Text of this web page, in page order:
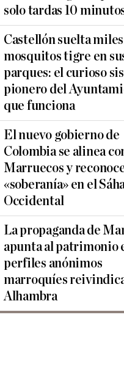
solo tardas 10
Castellón suelta
mosquitos tigre en
parques: el curioso
pionero del
que funciona
El nuevo gobierno de
Colombia se alinea
Marruecos y
«soberanía» en el
Occidental
La propaganda de
apunta al patrimonio
perfiles anónimos
marroquíes
Alhambra